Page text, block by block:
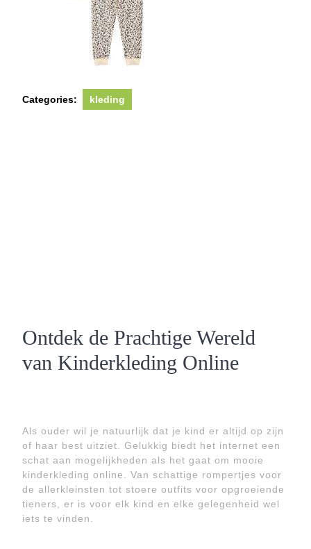
Categories: kleding
Ontdek de Prachtige Wereld
van Kinderkleding Online
Als ouder wil je natuurlijk dat je kind er altijd op zijn
of haar best uitziet. Gelukkig biedt het internet een
schat aan mogelijkheden als het gaat om mooie
kinderkleding online. Van schattige rompertjes voor
de allerkleinsten tot stoere outfits voor opgroeiende
tieners, er is voor elk kind en elke gelegenheid wel
iets te vinden.